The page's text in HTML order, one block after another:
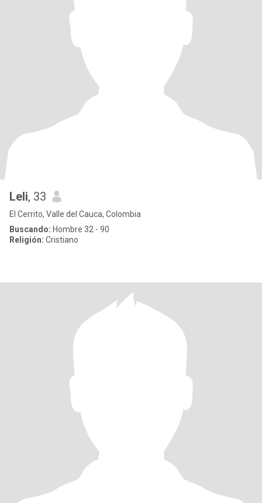
Leli, 33
El Cerrito, Valle del Cauca, Colombia
Buscando: Hombre 32 - 90
Religión: Cristiano